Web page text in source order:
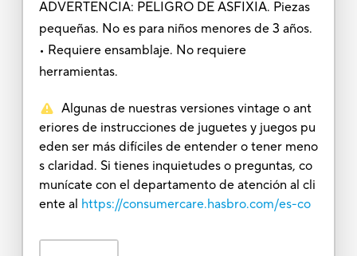
ADVERTENCIA: PELIGRO DE ASFIXIA. Piezas
pequeñas. No es para niños menores de 3 años.
• Requiere ensamblaje. No requiere
herramientas.
Algunas de nuestras versiones vintage o ant
eriores de instrucciones de juguetes y juegos pu
eden ser más difíciles de entender o tener meno
s claridad. Si tienes inquietudes o preguntas, co
munícate con el departamento de atención al cli
ente al https://consumercare.hasbro.com/es-co